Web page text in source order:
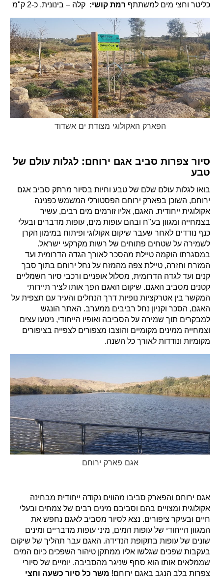
כליטר וחצי מים למשתתף רמת קושי: קלה – בינונית, כ-2 ק"מ
הפארק האקולוגי מצודת ים אשדוד
סיור צפרות סביב אגם ירוחם: לגלות עולם של
טבע
בואו לגלות עולם שלם של טבע וחיות בסיור מרתק סביב אגם
ירוחם, השוכן בפארק ירוחם הפסטורלי המשמש כפנינה
אקולוגית ייחודית. האגם, אליו זורמים מים רבים, עשיר
בצמחייה ומגוון בע"ח ובהם עופות מים, עופות מדברים ובעלי
כנף נודדים לאחר שעבר שיקום אקולוגי ופיתוח במימון הקרן
לשמירה על שטחים פתוחים של רשות מקרקעי ישראל.
במסגרתו הוקמה טיילת מהסכר לאורך הגדה הדרומית ועד
המזרח וחזרה, טיילת צפה מהמזח על נחל ירוחם בתוך סבך
קנים ועד לגדה הדרומית, מסלול אופניים ורכבי סיור חשמליים
קטנים מסביב האגם. שיקום האגם הפך אותו לציר תיירותי
המקשר בין אטרקציות נופיות דרך הנחלים והעיר עם תצפית על
האגם, הסכר וקניון נחל רביבים ממערב. האתר הונגש
למבקרים תוך שמירה על הסביבה ואופיו הייחודי, ניטעו עצים
וצמחייה ממינים מקומיים והוצבו מצפורים לצפייה בציפורים
מקומיות ונודדות לאורך כל השנה.
אגם פארק ירוחם
אגם ירוחם והפארק סביבו מהווים נקודה ייחודית מבחינה
אקולוגית ומצויים בהם וסביבם מינים רבים של צמחים ובעלי
חיים ובעיקר ציפורים. נצא לסיור מסביב לאגם נחפש את
המגוון הייחודי של עופות המים, מיני עופות מדבריים ומינים
שונים של עופות בתקופת הנדידה. האגם עבר תהליך של שיקום
בעקבות שפכים שגלשו אליו ממתקן טיהור השפכים כיום המים
שממלאים אותו הוא סחף שניגר מהסביבה. יומיים של סיורי
צפרות בלב הנגב באגם ירוחם! משך כל סיור כשעה וחצי